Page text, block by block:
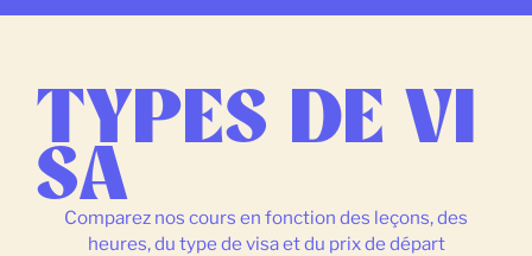
TYPES DE VI
SA
Comparez nos cours en fonction des leçons, des
heures, du type de visa et du prix de départ